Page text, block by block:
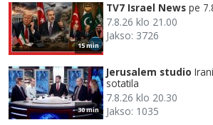
15 min
TV7 Israel News pe
7.8.26 klo 21.00
Jakso: 3726
30 min
Jerusalem studio
sotatila
7.8.26 klo 20.30
Jakso: 1035